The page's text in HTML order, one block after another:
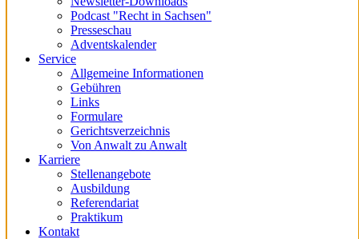
Podcast "Recht in Sachsen"
Presseschau
Adventskalender
Service
Allgemeine Informationen
Gebühren
Links
Formulare
Gerichtsverzeichnis
Von Anwalt zu Anwalt
Karriere
Stellenangebote
Ausbildung
Referendariat
Praktikum
Kontakt